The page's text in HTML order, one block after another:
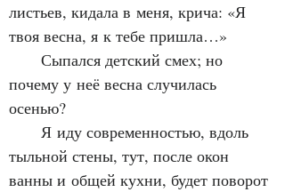
листьев, кидала в меня, крича: «Я
твоя весна, я к тебе пришла…»
Сыпался детский смех; но
почему у неё весна случилась
осенью?
Я иду современностью, вдоль
тыльной стены, тут, после окон
ванны и общей кухни, будет поворот